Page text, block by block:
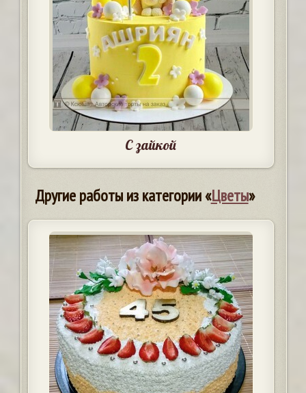
С зайкой
Другие работы из категории «Цветы»